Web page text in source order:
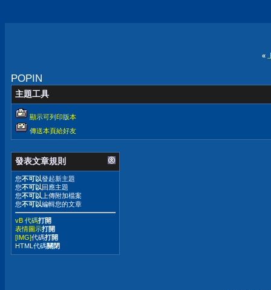
«
POPIN
主題工具
顯示可列印版本
傳送本頁給好友
發表文章規則
您不可以發起新主題
您不可以回應主題
您不可以 上傳附加檔案
您不可以編輯您的文章
vB 代碼打開
表情圖示打開
[IMG]代碼打開
HTML代碼關閉